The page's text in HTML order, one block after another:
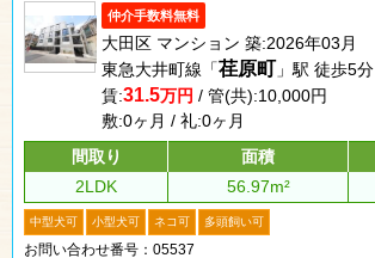
仲介手数料無料
大田区 マンション 築:2026年03月
東急大井町線「荏原町 」駅 徒歩5分
賃:31.5万円 / 管(共):10,000円
敷:0ヶ月 / 礼:0ヶ月
間取り
面積
2LDK
56.97m²
中型犬可 小型犬可 ネコ可 多頭飼い可
お問い合わせ番号：05537